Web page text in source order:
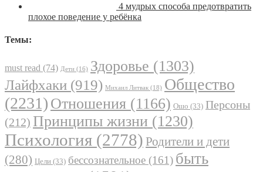
4 мудрых способа предотвратить
плохое поведение у ребёнка
Темы:
must read (74) Дети (16) Здоровье (1303)
Лайфхаки (919) Михаил Литвак (18) Общество
(2231) Отношения (1166) Ошо (33) Персоны
(212) Принципы жизни (1230)
Психология (2778) Родители и дети
(280) Цели (33) бессознательное (161) быть